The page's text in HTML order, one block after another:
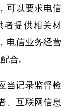
以要求电信
者提供相关材
电信业务经营
合。
记录监督检
、互联网信息